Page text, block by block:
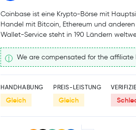
Coinbase ist eine Krypto-Börse mit
Handel mit Bitcoin, Ethereum und
Wallet-Service steht in 190 Ländern
We are compensated for the affiliate
HANDHABUNG
Gleich
PREIS-LEISTUNG
Gleich